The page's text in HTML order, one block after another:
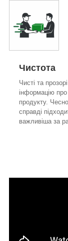
Чистота
Чисті та
інформацію
продукту.
справді
важливіша за